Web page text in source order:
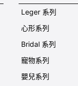
Leger 系列
心形系列
Bridal 系列
寵物系列
嬰兒系列